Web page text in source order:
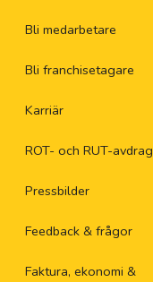
Bli medarbetare
Bli franchisetagare
Karriär
ROT- och RUT-avdrag
Pressbilder
Feedback & frågor
Faktura, ekonomi &